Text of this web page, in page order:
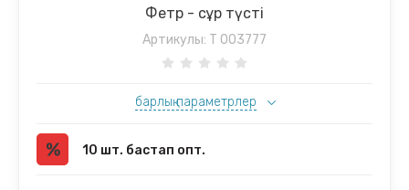
Фетр - сұр түсті
Артикулы: T 003777
барлық параметрлер
10 шт. бастап опт.